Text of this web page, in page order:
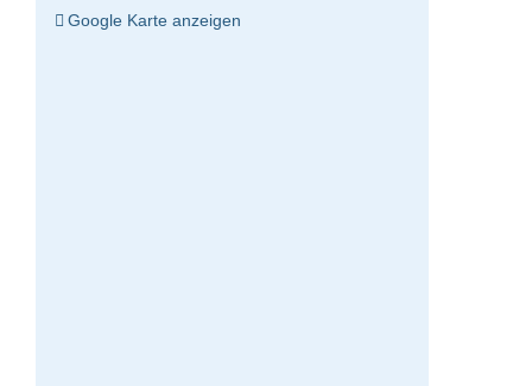
Google Karte anzeigen